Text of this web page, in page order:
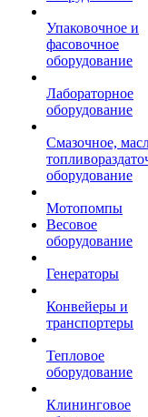
Упаковочное и
фасовочное
оборудование
Лабораторное
оборудование
Смазочное,
оборудование
Мотопомпы
Весовое
оборудование
Генераторы
Конвейеры и
транспортеры
Тепловое
оборудование
Клининговое